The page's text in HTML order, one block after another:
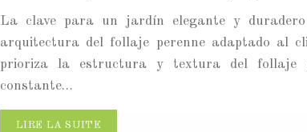
La clave para un jardín elegante y
arquitectura del follaje perenne adaptado al
prioriza la estructura y textura del follaje
constante…
LIRE LA SUITE